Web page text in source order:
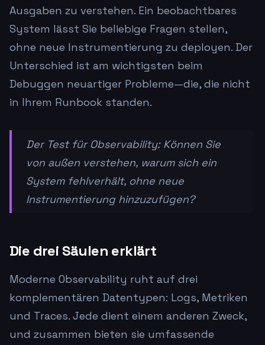
Ausgaben zu verstehen. Ein beobachtbares
System lässt Sie beliebige Fragen stellen,
ohne neue Instrumentierung zu deployen. Der
Unterschied ist am wichtigsten beim
Debuggen neuartiger Probleme—die, die nicht
in Ihrem Runbook standen.
Der Test für Observability: Können Sie
von außen verstehen, warum sich ein
System fehlverhält, ohne neue
Instrumentierung hinzuzufügen?
Die drei Säulen erklärt
Moderne Observability ruht auf drei
komplementären Datentypen: Logs, Metriken
und Traces. Jede dient einem anderen Zweck,
und zusammen bieten sie umfassende